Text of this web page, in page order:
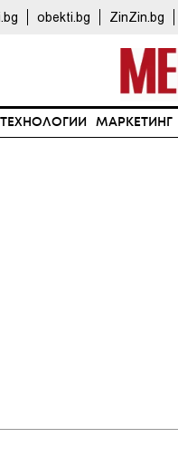
obekti.bg ZinZin.bg
ТЕХНОЛОГИИ МАРКЕТИНГ